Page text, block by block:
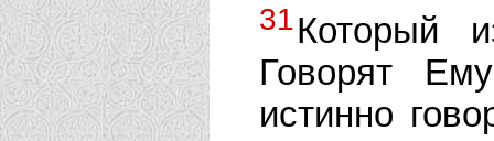
31Который
Говорят
истинно